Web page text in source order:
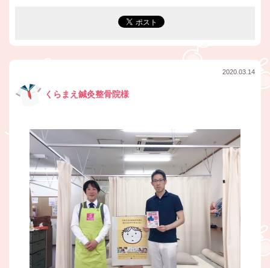
2020.03.14
くらまえ鍼灸整骨院様